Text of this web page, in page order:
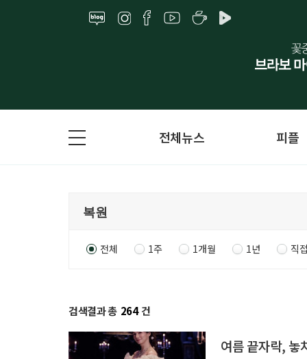
전체뉴스 피플
전체 1주 1개월 1년 직
검색결과 총 264 건
여름 끝자락, 놓